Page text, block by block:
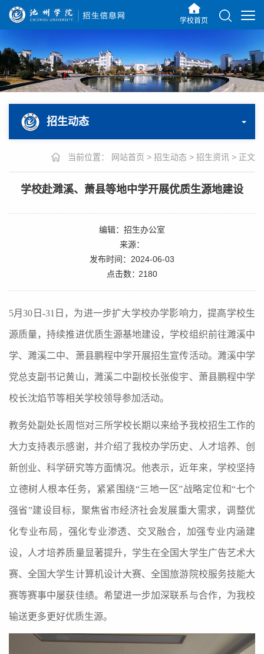
学校首页
招生动态
当前位置： 网站首页 > 招生动态 > 招生资讯 > 正文
学校赴濉溪、萧县等地中学开展优质生源地建设
编辑：招生办公室
来源：
发布时间：2024-06-03
点击数：2180
5月30日-31日，为进一步扩大学校办学影响力，提高学校生
源质量，持续推进优质生源基地建设，学校组织前往濉溪中
学、濉溪二中、萧县鹏程中学开展招生宣传活动。濉溪中学
党总支副书记黄山，濉溪二中副校长张俊宇、萧县鹏程中学
校长沈焰节等相关学校领导参加活动。
教务处副处长周恺对三所学校长期以来给予我校招生工作的
大力支持表示感谢，并介绍了我校办学历史、人才培养、创
新创业、科学研究等方面情况。他表示，近年来，学校坚持
立德树人根本任务，紧紧围绕“三地一区”战略定位和“七个
强省”建设目标，聚焦省市经济社会发展重大需求，调整优
化专业布局，强化专业渗透、交叉融合，加强专业内涵建
设，人才培养质量显著提升，学生在全国大学生广告艺术大
赛、全国大学生计算机设计大赛、全国旅游院校服务技能大
赛等赛事中屡获佳绩。希望进一步加深联系与合作，为我校
输送更多更好优质生源。